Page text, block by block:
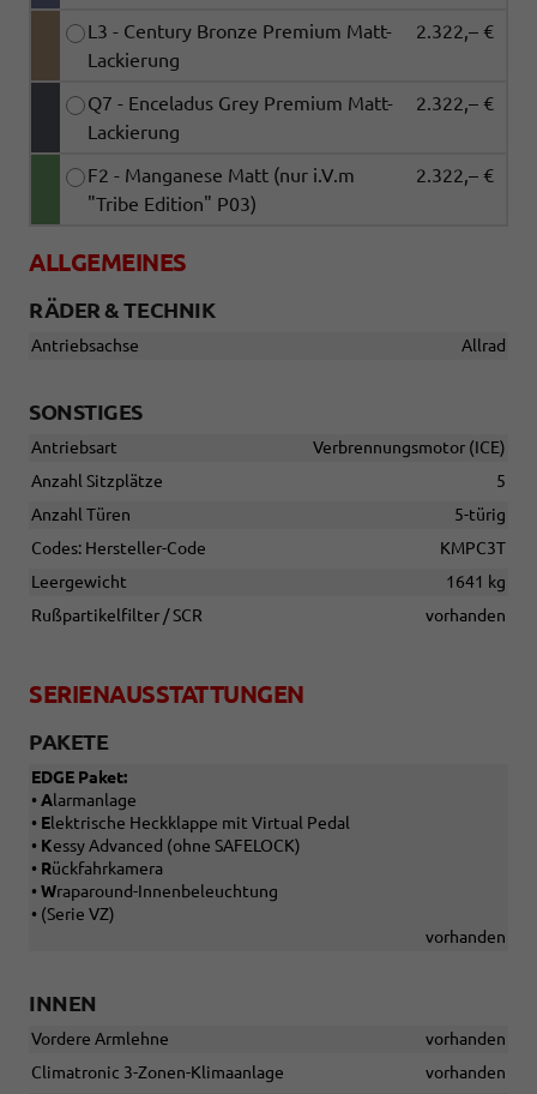
L3 - Century Bronze Premium Matt-
Lackierung
2.322,– €
Q7 - Enceladus Grey Premium Matt-
Lackierung
2.322,– €
F2 - Manganese Matt (nur i.V.m
"Tribe Edition" P03)
2.322,– €
ALLGEMEINES
RÄDER & TECHNIK
Antriebsachse Allrad
SONSTIGES
Antriebsart
Verbrennungsmotor (ICE)
Anzahl Sitzplätze
5
Anzahl Türen
5-türig
Codes: Hersteller-Code
KMPC3T
Leergewicht
1641 kg
Rußpartikelfilter / SCR
vorhanden
SERIENAUSSTATTUNGEN
PAKETE
EDGE Paket:
• Alarmanlage
• Elektrische Heckklappe mit Virtual Pedal
• Kessy Advanced (ohne SAFELOCK)
• Rückfahrkamera
• Wraparound-Innenbeleuchtung
• (Serie VZ)
vorhanden
INNEN
Vordere Armlehne
vorhanden
Climatronic 3-Zonen-Klimaanlage
vorhanden